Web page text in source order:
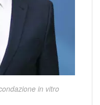
in vitro